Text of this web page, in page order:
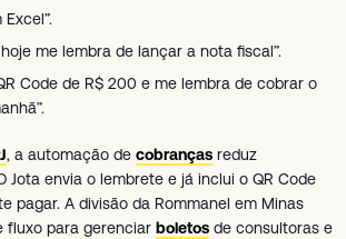
hoje me lembra de lançar a nota fiscal”.
Code de R$ 200 e me lembra de cobrar o
, a automação de cobranças reduz
Jota envia o lembrete e já inclui o QR Code
pagar. A divisão da Rommanel em Minas
fluxo para gerenciar boletos de consultoras e